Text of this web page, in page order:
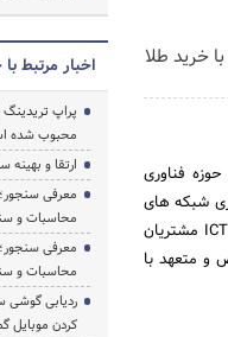
خرید طلا
فناوری
شبکه های
تلفن ثابت، انتقال داده ، سرویس های ارزش افزوده و خدمات مرتبط برای رفاه جامعه و پاسخ به نیازهای ICT مشتریان
و متعهد با
اخبار مرتبط
پراپ
محبوب شده
ارتقا و بهینه
معرفی سنجور؛
محاسبات و
معرفی سنجور؛
محاسبات و
ردیابی گوشی
کردن موبایل